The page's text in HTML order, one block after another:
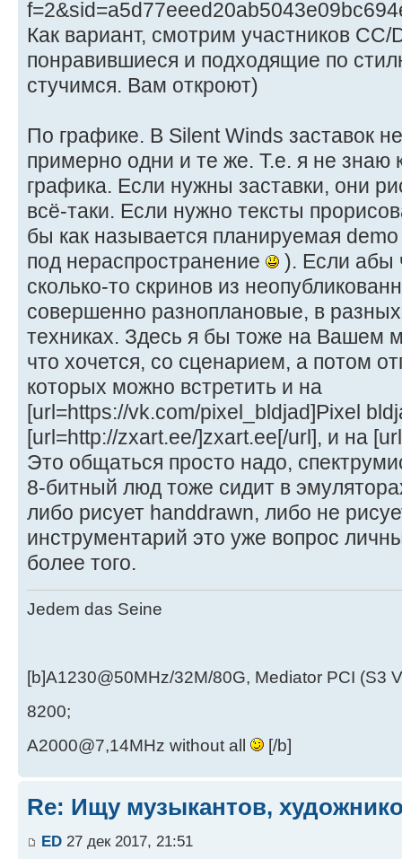
Как вариант, смотрим участников
понравившиеся и подходящие по
стучимся. Вам откроют)
По графике. В Silent Winds заставок
примерно одни и те же. Т.е. я не знаю
графика. Если нужны заставки, они
всё-таки. Если нужно тексты
бы как называется планируемая
под нераспространение
). Если абы
сколько-то скринов из
совершенно разноплановые, в
техниках. Здесь я бы тоже на Вашем
что хочется, со сценарием, а потом
которых можно встретить и на
[url=https://vk.com/pixel_bldjad]Pixel
[url=http://zxart.ee/]zxart.ee[/url], и на
Это общаться просто надо,
8-битный люд тоже сидит в
либо рисует handdrawn, либо не
инструментарий это уже вопрос
более того.
Jedem das Seine
[b]A1230@50MHz/32M/80G, Mediator PCI (S3
8200;
A2000@7,14MHz without all
[/b]
Re: Ищу музыкантов,
ED 27 дек 2017, 21:51